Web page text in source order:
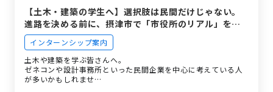
【土木・建築の学生へ】選択肢は民間だけじゃない。
進路を決める前に、摂津市で「市役所のリアル」をの
ぞきませんか？
インターンシップ案内
土木や建築を学ぶ皆さんへ。
ゼネコンや設計事務所といった民間企業を中心に考えている人
が多いかもしれませ…